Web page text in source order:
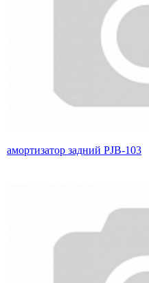
амортизатор задний PJB-103